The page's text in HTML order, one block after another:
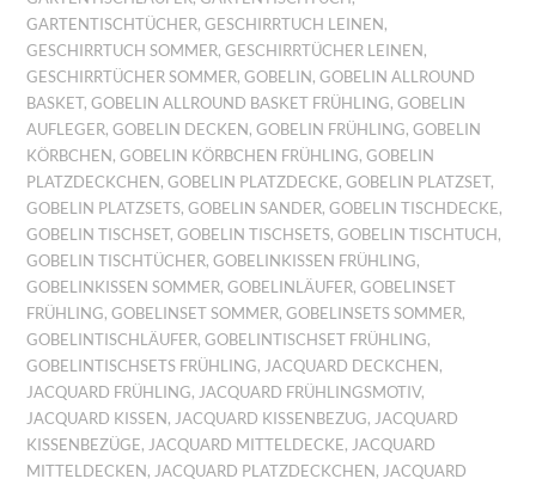
GARTENTISCHTÜCHER,GESCHIRRTUCH LEINEN ,
GESCHIRRTUCH SOMMER,GESCHIRRTÜCHER LEINEN ,
GESCHIRRTÜCHER SOMMER,GOBELIN ,GOBELIN ALLROUND
BASKET,GOBELIN ALLROUND BASKET FRÜHLING,GOBELIN
AUFLEGER,GOBELIN DECKEN ,GOBELIN FRÜHLING,GOBELIN
KÖRBCHEN ,GOBELIN KÖRBCHEN FRÜHLING,GOBELIN
PLATZDECKCHEN ,GOBELIN PLATZDECKE,GOBELIN PLATZSET,
GOBELIN PLATZSETS,GOBELIN SANDER,GOBELIN TISCHDECKE,
GOBELIN TISCHSET,GOBELIN TISCHSETS,GOBELIN TISCHTUCH ,
GOBELIN TISCHTÜCHER,GOBELINKISSEN FRÜHLING,
GOBELINKISSEN SOMMER,GOBELINLÄUFER,GOBELINSET
FRÜHLING,GOBELINSET SOMMER,GOBELINSETS SOMMER,
GOBELINTISCHLÄUFER,GOBELINTISCHSET FRÜHLING,
GOBELINTISCHSETS FRÜHLING, JACQUARD DECKCHEN ,
JACQUARD FRÜHLING, JACQUARD FRÜHLINGSMOTIV,
JACQUARD KISSEN , JACQUARD KISSENBEZUG, JACQUARD
KISSENBEZÜGE, JACQUARD MITTELDECKE, JACQUARD
MITTELDECKEN , JACQUARD PLATZDECKCHEN , JACQUARD